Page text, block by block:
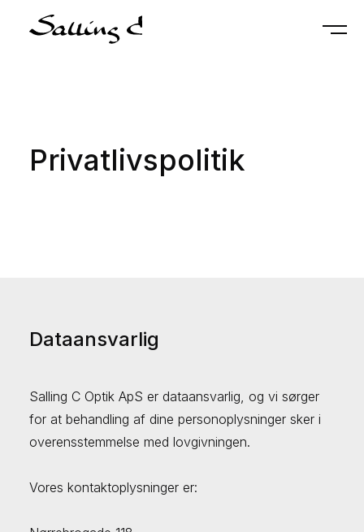
Privatlivspolitik
Dataansvarlig
Salling C Optik ApS er dataansvarlig, og vi sørger
for at behandling af dine personoplysninger sker i
overensstemmelse med lovgivningen.
Vores kontaktoplysninger er: